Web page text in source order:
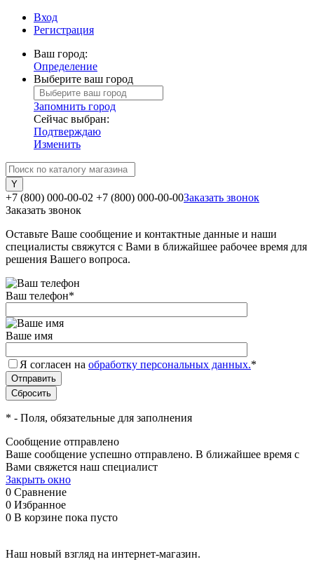
Вход
Регистрация
Ваш город:
Определение
Выберите ваш город
Запомнить город
Сейчас выбран:
Подтверждаю
Изменить
+7 (800) 000-00-02 +7 (800) 000-00-00Заказать звонок
Заказать звонок
Оставьте Ваше сообщение и контактные данные и наши
специалисты свяжутся с Вами в ближайшее рабочее время для
решения Вашего вопроса.
Ваш телефон*
Ваше имя
Я согласен на обработку персональных данных.*
* - Поля, обязательные для заполнения
Сообщение отправлено
Ваше сообщение успешно отправлено. В ближайшее время с
Вами свяжется наш специалист
Закрыть окно
0 Сравнение
0 Избранное
0 В корзине пока пусто
Наш новый взгляд на интернет-магазин.